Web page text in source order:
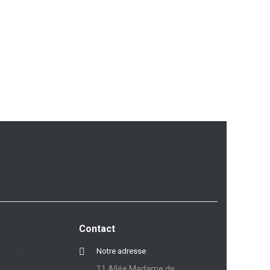
Contact
Notre adresse